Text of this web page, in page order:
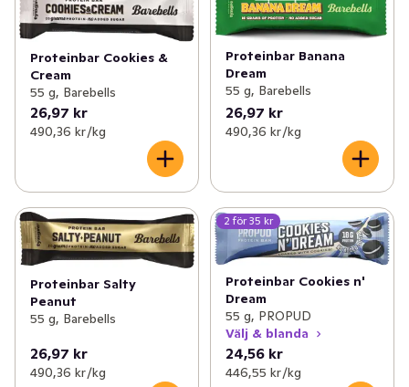
✓ Ögon och öron (1)
Proteinbar Cookies &
Cream
55 g, Barebells
26,97 kr
490,36 kr /kg
Proteinbar Banana
Dream
55 g, Barebells
26,97 kr
490,36 kr /kg
Proteinbar Salty
Peanut
55 g, Barebells
26,97 kr
490,36 kr /kg
2 för 35 kr
Proteinbar Cookies n'
Dream
55 g, PROPUD
Välj & blanda
24,56 kr
446,55 kr /kg